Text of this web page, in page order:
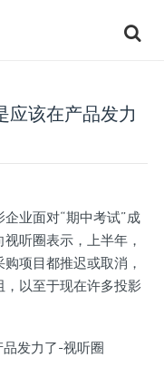
应该在产品发力
业面对“期中考试”成
听圈表示，上半年，
项目都推迟或取消，
，以至于现在许多投影